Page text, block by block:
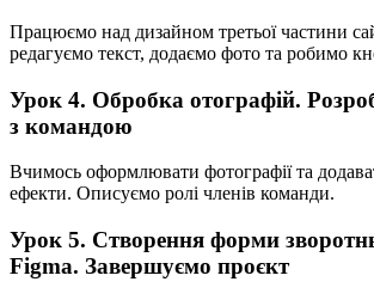
Працюємо над дизайном третьої частини
редагуємо текст, додаємо фото та робимо
Урок 4. Обробка отографій.
з командою
Вчимось оформлювати фотографії та
ефекти. Описуємо ролі членів команди.
Урок 5. Створення форми
Figma. Завершуємо проєкт